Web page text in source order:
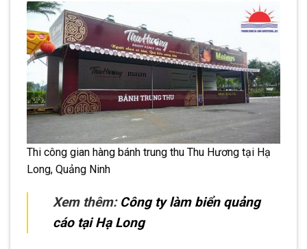
Thi công gian hàng bánh trung thu Thu Hương tại Hạ
Long, Quảng Ninh
Xem thêm: Công ty làm biển quảng
cáo tại Hạ Long